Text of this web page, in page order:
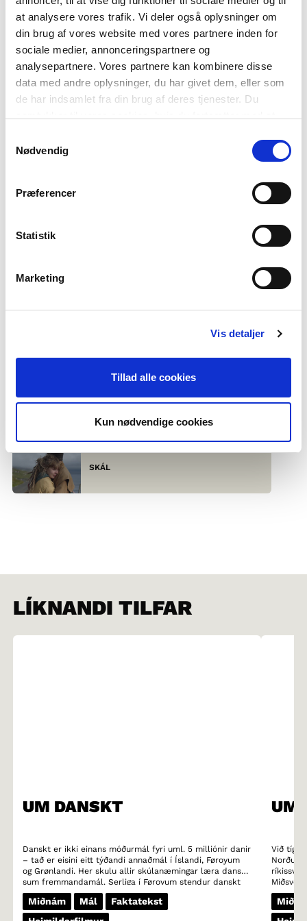
at analysere vores trafik. Vi deler også oplysninger om
din brug af vores website med vores partnere inden for
sociale medier, annonceringspartnere og
analysepartnere. Vores partnere kan kombinere disse
data med andre oplysninger, du har givet dem, eller som
de har indsamlet fra din brug af deres tjenester. Du
Nødvendig
Præferencer
Statistik
Marketing
Vis detaljer
Tillad alle cookies
Kun nødvendige cookies
Tal av fólkum, ið tosa málið: Uml. 75.000
Útflutningsorð: Grindahvalur
Hvussu tey heilsast: Hey, góðan dag
Truplast at siga: Eitt heitt, nýbakað byggbreyð
SEINASTA FAKTATEKST
ARISTOTELES, ZOLA OG STENDHAL OM
SEINASTA HEIMILDARFILMUR
DREYMUM?
SKÁL
LÍKNANDI TILFAR
UM DANSKT
Danskt er ikki einans móðurmál fyri uml. 5 milliónir danir
– tað er eisini eitt týðandi annaðmál í Íslandi, Føroyum
og Grønlandi. Her skulu allir skúlanæmingar læra danskt
sum fremmandamál. Serliga í Føroyum stendur danskt
sterkt. Nógv ung í Føroyum lesa heldur bøkur á donskum
enn á teirra egna móðurmáli. Danskt er eisini eitt týðandi
minnilutamál í norðara parti av Týsklandi. Uml. 50.000
Miðnám Mál
Faktatekst
UM
Við
alt
og